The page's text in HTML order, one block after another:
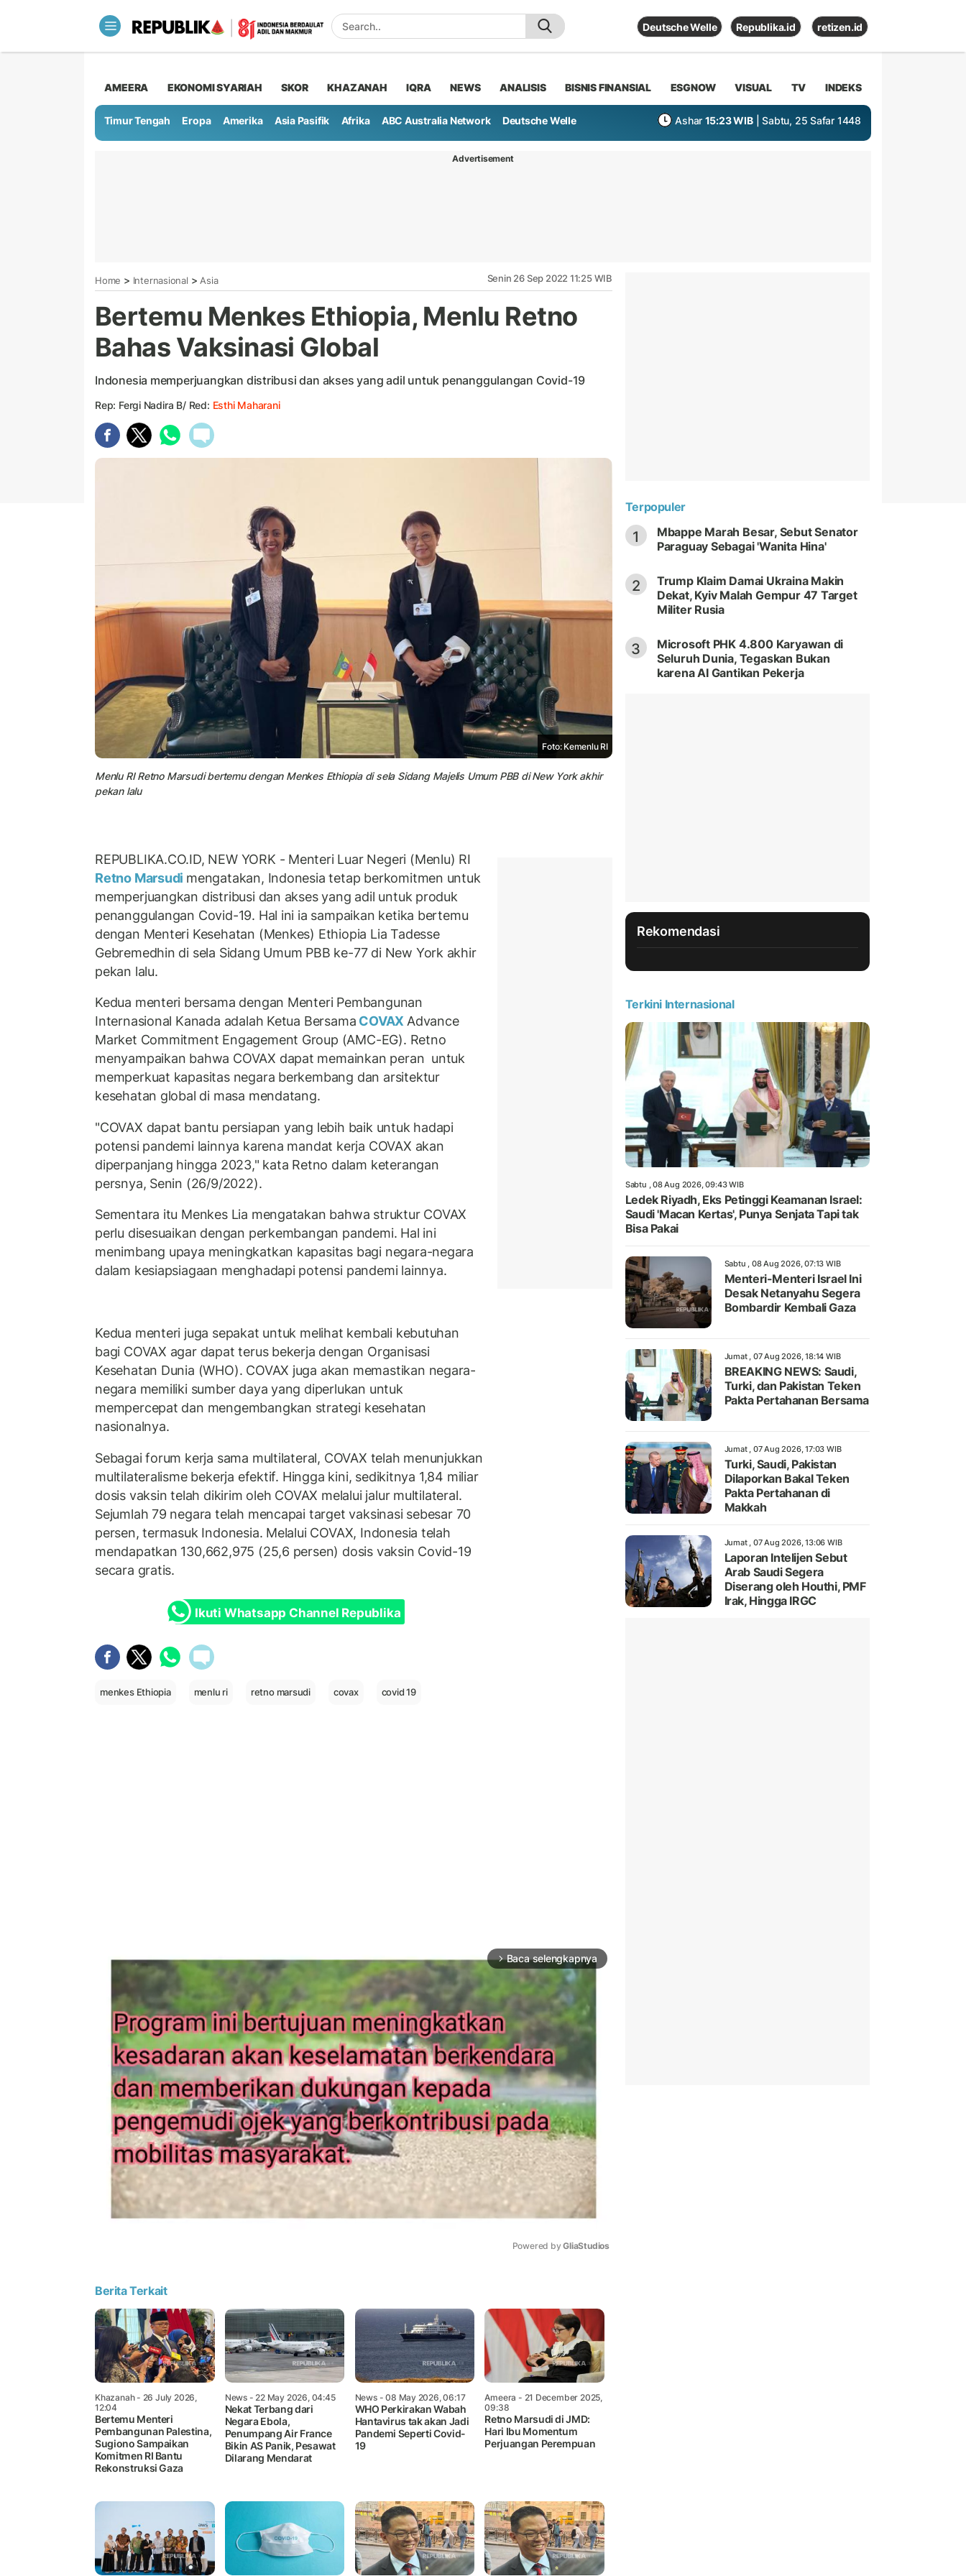
Deutsche Welle Republika.id retizen.id
AMEERA EKONOMI SYARIAH SKOR KHAZANAH IQRA NEWS ANALISIS BISNIS FINANSIAL ESGNOW VISUAL TV INDEKS
Timur Tengah Eropa Amerika Asia Pasifik Afrika ABC Australia Network Deutsche Welle Ashar 15:23 WIB | Sabtu, 25 Safar 1448
Advertisement
Home > Internasional > Asia Senin 26 Sep 2022 11:25 WIB
Bertemu Menkes Ethiopia, Menlu Retno
Bahas Vaksinasi Global
Indonesia memperjuangkan distribusi dan akses yang adil untuk penanggulangan Covid-19
Rep: Fergi Nadira B/ Red: Esthi Maharani
Foto: Kemenlu RI
Menlu RI Retno Marsudi bertemu dengan Menkes Ethiopia di sela Sidang Majelis Umum PBB di New York akhir
pekan lalu
REPUBLIKA.CO.ID, NEW YORK - Menteri Luar Negeri (Menlu) RI
Retno Marsudi mengatakan, Indonesia tetap berkomitmen untuk
memperjuangkan distribusi dan akses yang adil untuk produk
penanggulangan Covid-19. Hal ini ia sampaikan ketika bertemu
dengan Menteri Kesehatan (Menkes) Ethiopia Lia Tadesse
Gebremedhin di sela Sidang Umum PBB ke-77 di New York akhir
pekan lalu.
Kedua menteri bersama dengan Menteri Pembangunan
Internasional Kanada adalah Ketua Bersama COVAX Advance
Market Commitment Engagement Group (AMC-EG). Retno
menyampaikan bahwa COVAX dapat memainkan peran untuk
memperkuat kapasitas negara berkembang dan arsitektur
kesehatan global di masa mendatang.
"COVAX dapat bantu persiapan yang lebih baik untuk hadapi
potensi pandemi lainnya karena mandat kerja COVAX akan
diperpanjang hingga 2023," kata Retno dalam keterangan
persnya, Senin (26/9/2022).
Sementara itu Menkes Lia mengatakan bahwa struktur COVAX
perlu disesuaikan dengan perkembangan pandemi. Hal ini
menimbang upaya meningkatkan kapasitas bagi negara-negara
dalam kesiapsiagaan menghadapi potensi pandemi lainnya.
Kedua menteri juga sepakat untuk melihat kembali kebutuhan
bagi COVAX agar dapat terus bekerja dengan Organisasi
Kesehatan Dunia (WHO). COVAX juga akan memastikan negara-
negara memiliki sumber daya yang diperlukan untuk
mempercepat dan mengembangkan strategi kesehatan
nasionalnya.
Sebagai forum kerja sama multilateral, COVAX telah menunjukkan
multilateralisme bekerja efektif. Hingga kini, sedikitnya 1,84 miliar
dosis vaksin telah dikirim oleh COVAX melalui jalur multilateral.
Sejumlah 79 negara telah mencapai target vaksinasi sebesar 70
persen, termasuk Indonesia. Melalui COVAX, Indonesia telah
mendapatkan 130,662,975 (25,6 persen) dosis vaksin Covid-19
secara gratis.
Ikuti Whatsapp Channel Republika
menkes Ethiopia menlu ri retno marsudi covax covid 19
arrow_forward_ios Baca selengkapnya
Powered by GliaStudios
Berita Terkait
Khazanah- 26 July 2026,
12:04
Bertemu Menteri
Pembangunan Palestina,
Sugiono Sampaikan
Komitmen RI Bantu
Rekonstruksi Gaza
News- 22 May 2026, 04:45
Nekat Terbang dari
Negara Ebola,
Penumpang Air France
Bikin AS Panik, Pesawat
Dilarang Mendarat
News- 08 May 2026, 06:17
WHO Perkirakan Wabah
Hantavirus tak akan Jadi
Pandemi Seperti Covid-
19
Ameera - 21 December 2025,
09:38
Retno Marsudi di JMD:
Hari Ibu Momentum
Perjuangan Perempuan
Terpopuler
1
Mbappe Marah Besar, Sebut Senator
Paraguay Sebagai 'Wanita Hina'
2
Trump Klaim Damai Ukraina Makin
Dekat, Kyiv Malah Gempur 47 Target
Militer Rusia
3
Microsoft PHK 4.800 Karyawan di
Seluruh Dunia, Tegaskan Bukan
karena AI Gantikan Pekerja
Rekomendasi
Terkini Internasional
Sabtu , 08 Aug 2026, 09:43 WIB
Ledek Riyadh, Eks Petinggi Keamanan Israel:
Saudi 'Macan Kertas', Punya Senjata Tapi tak
Bisa Pakai
Sabtu , 08 Aug 2026, 07:13 WIB
Menteri-Menteri Israel Ini
Desak Netanyahu Segera
Bombardir Kembali Gaza
Jumat , 07 Aug 2026, 18:14 WIB
BREAKING NEWS: Saudi,
Turki, dan Pakistan Teken
Pakta Pertahanan Bersama
Jumat , 07 Aug 2026, 17:03 WIB
Turki, Saudi, Pakistan
Dilaporkan Bakal Teken
Pakta Pertahanan di
Makkah
Jumat , 07 Aug 2026, 13:06 WIB
Laporan Intelijen Sebut
Arab Saudi Segera
Diserang oleh Houthi, PMF
Irak, Hingga IRGC